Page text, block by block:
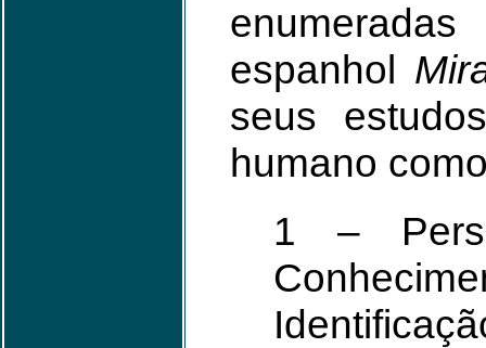
espanhol
seus
humano
1 –